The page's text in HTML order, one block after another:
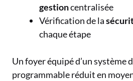
gestioncentralisée
Vérification de la
chaque étape
Un foyer équipé d’un système
programmable réduit en